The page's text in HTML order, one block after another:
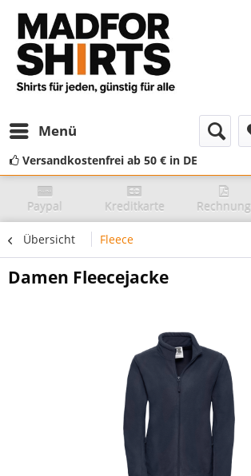
Menü
Versandkostenfrei ab 50 € in DE
Paypal Kreditkarte Rechnung
Übersicht Fleece
Damen Fleecejacke